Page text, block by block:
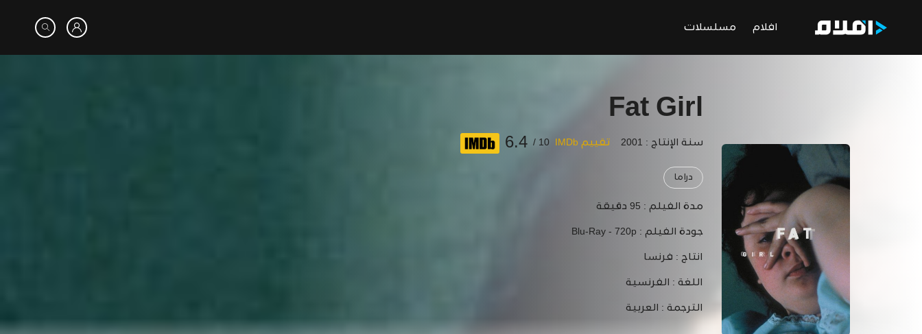
افلام مسلسلات
Fat Girl
سنة الإنتاج : 2001 تقييم IMDb 10 /
6.4
دراما
مدة الفيلم : 95 دقيقة
جودة الفيلم : Blu-Ray - 720p
انتاج : فرنسا
اللغة : الفرنسية
الترجمة : العربية